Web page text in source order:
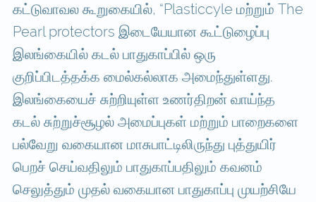
கட்டுவாவல கூறுகையில், “Plasticcyle மற்றும் The
Pearl protectors இடையேயான கூட்டுழைப்பு
இலங்கையில் கடல் பாதுகாப்பில் ஒரு
குறிப்பிடத்தக்க மைல்கல்லாக அமைந்துள்ளது.
இலங்கையைச் சுற்றியுள்ள உணர்திறன் வாய்ந்த
கடல் சுற்றுச்சூழல் அமைப்புகள் மற்றும் பாறைகளை
பல்வேறு வகையான மாசுபாட்டிலிருந்து புத்துயிர்
பெறச் செய்வதிலும் பாதுகாப்பதிலும் கவனம்
செலுத்தும் முதல் வகையான பாதுகாப்பு முயற்சியே